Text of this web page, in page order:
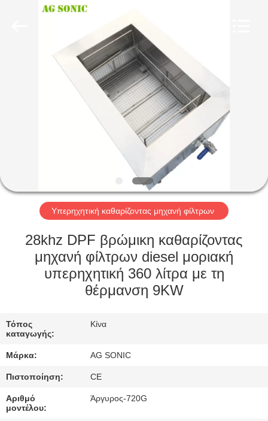
ΠΡΟΪΌΝΤΑ
ΠΕΡΊΠΟΥ
ΕΜΕΊΣ
ΓΎΡΟΣ
ΕΡΓΟΣΤΑΣΊΩΝ
ΈΛΕΓΧΟΣ
ΕΛΆΤΕ
ΣΕ
Υπερηχητική καθαρίζοντας μηχανή φίλτρων
28khz DPF βρώμικη καθαρίζοντας
μηχανή φίλτρων diesel μοριακή
υπερηχητική 360 λίτρα με τη
θέρμανση 9KW
Τόπος
καταγωγής:
Κίνα
Μάρκα: AG SONIC
Πιστοποίηση: CE
Αριθμό
μοντέλου:
Άργυρος-720G